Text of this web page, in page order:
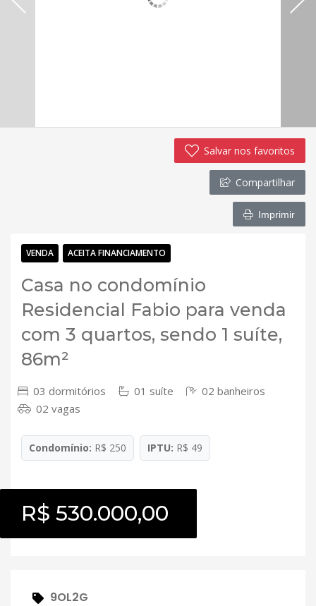
Salvar nos favoritos
Compartilhar
Imprimir
VENDA ACEITA FINANCIAMENTO
Casa no condomínio
Residencial Fabio para venda
com 3 quartos, sendo 1 suíte,
86m²
03 dormitórios 01 suíte
02 banheiros
02 vagas
Condomínio: R$ 250 IPTU: R$ 49
R$ 530.000,00
9OL2G